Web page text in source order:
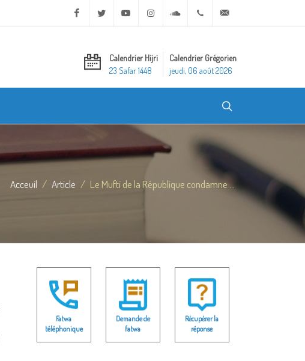
Facebook Twitter Youtube Instagram Soundcloud+20 2 25970400
Calendrier Hijri
23 Safar 1448
Calendrier Grégorien
jeudi, 06 août 2026
Acceuil Article Le Mufti de la République condamne ...
Fatwa
téléphonique
Demande de
fatwa
Récupérer la
réponse